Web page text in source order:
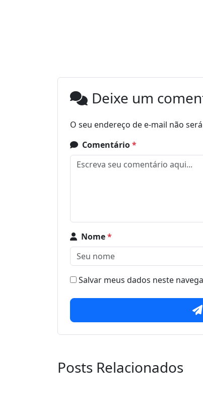
Deixe um
O seu endereço de e-mail não
Comentário*
Nome*
Salvar meus dados neste
Posts Relacionados